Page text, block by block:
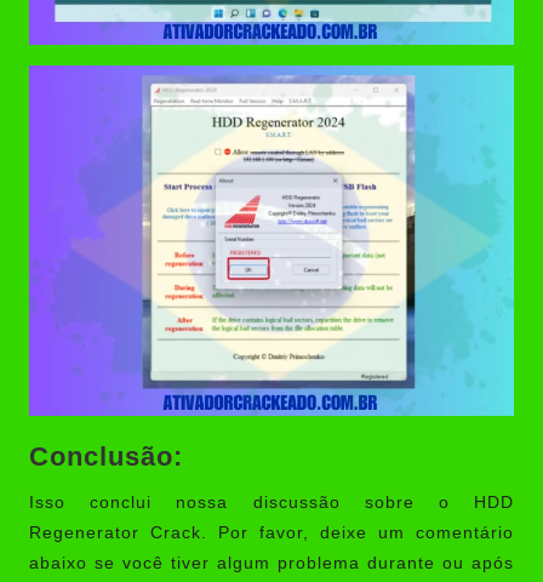
Conclusão:
Isso conclui nossa discussão sobre o HDD
Regenerator Crack. Por favor, deixe um comentário
abaixo se você tiver algum problema durante ou após